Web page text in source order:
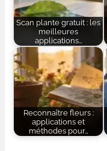
Scan plante gratuit : les
meilleures
applications…
Reconnaître fleurs :
applications et
méthodes pour…